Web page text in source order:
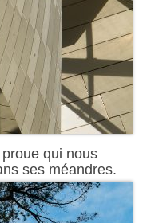
qui nous
ses méandres.